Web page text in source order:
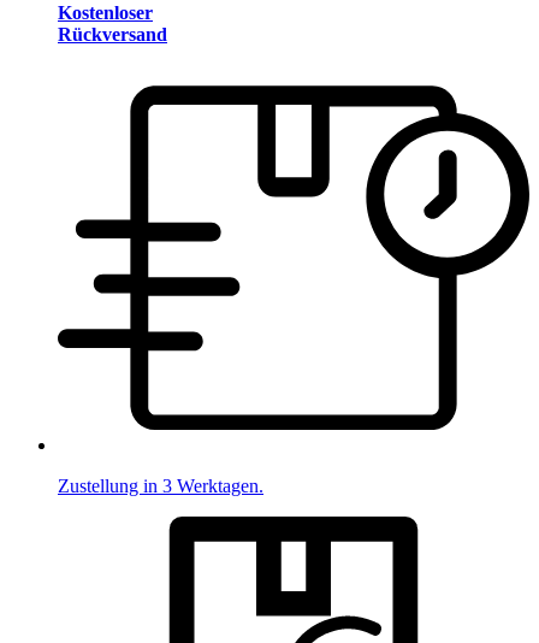
Kostenloser
Rückversand
Zustellung in 3 Werktagen.